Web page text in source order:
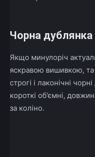
Чорна дублянка
Якщо минулоріч
яскравою вишивкою, та
строгі і лаконічні
короткі об’ємні,
за коліно.